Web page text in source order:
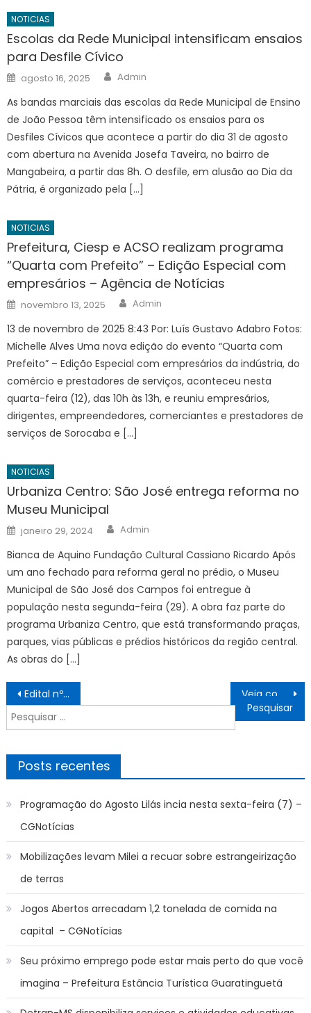
NOTICIAS
Escolas da Rede Municipal intensificam ensaios
para Desfile Cívico
Posted
on
agosto 16, 2025 Author
Admin
As bandas marciais das escolas da Rede Municipal de Ensino
de João Pessoa têm intensificado os ensaios para os
Desfiles Cívicos que acontece a partir do dia 31 de agosto
com abertura na Avenida Josefa Taveira, no bairro de
Mangabeira, a partir das 8h. O desfile, em alusão ao Dia da
Pátria, é organizado pela […]
NOTICIAS
Prefeitura, Ciesp e ACSO realizam programa
“Quarta com Prefeito” – Edição Especial com
empresários – Agência de Notícias
Posted
on
novembro 13, 2025 Author
Admin
13 de novembro de 2025 8:43 Por: Luís Gustavo Adabro Fotos:
Michelle Alves Uma nova edição do evento “Quarta com
Prefeito” – Edição Especial com empresários da indústria, do
comércio e prestadores de serviços, aconteceu nesta
quarta-feira (12), das 10h às 13h, e reuniu empresários,
dirigentes, empreendedores, comerciantes e prestadores de
serviços de Sorocaba e […]
NOTICIAS
Urbaniza Centro: São José entrega reforma no
Museu Municipal
Posted
on
janeiro 29, 2024 Author
Admin
Bianca de Aquino Fundação Cultural Cassiano Ricardo Após
um ano fechado para reforma geral no prédio, o Museu
Municipal de São José dos Campos foi entregue à
população nesta segunda-feira (29). A obra faz parte do
programa Urbaniza Centro, que está transformando praças,
parques, vias públicas e prédios históricos da região central.
As obras do […]
Navegação
de
Post
Edital nº 130/2026: aberta seleção para mediadores pedagógicos presenciais da UAB – IFSP
Pesquisar
por:
Posts recentes
Programação do Agosto Lilás incia nesta sexta-feira (7) –
CGNotícias
Mobilizações levam Milei a recuar sobre estrangeirização
de terras
Jogos Abertos arrecadam 1,2 tonelada de comida na
capital – CGNotícias
Seu próximo emprego pode estar mais perto do que você
imagina – Prefeitura Estância Turística Guaratinguetá